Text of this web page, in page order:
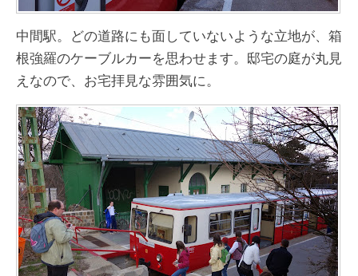
中間駅。どの道路にも面していないような立地が、箱
根強羅のケーブルカーを思わせます。邸宅の庭が丸見
えなので、お宅拝見な雰囲気に。